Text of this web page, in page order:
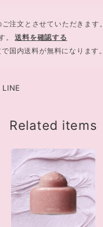
注文とさせていただきます。
。
送料を確認する
国内送料が無料になります。
LINE
Related items